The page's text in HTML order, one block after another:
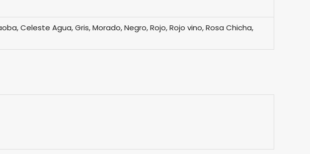
Celeste Agua, Gris, Morado, Negro, Rojo, Rojo vino, Rosa Chicha,